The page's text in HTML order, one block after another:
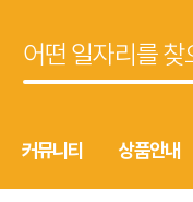
커뮤니티 상품안내